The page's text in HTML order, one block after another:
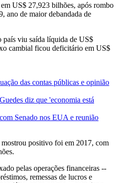
US$ 27,923 bilhões, após rombo
ano de maior debandada de
país viu saída líquida de US$
cambial ficou deficitário em US$
das contas públicas e opinião
diz que 'economia está
Senado nos EUA e reunião
positivo foi em 2017, com
pelas operações financeiras --
remessas de lucros e